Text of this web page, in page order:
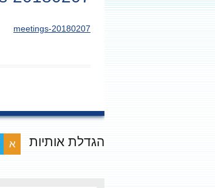
20180207-meetings
הגדלת אותיות א